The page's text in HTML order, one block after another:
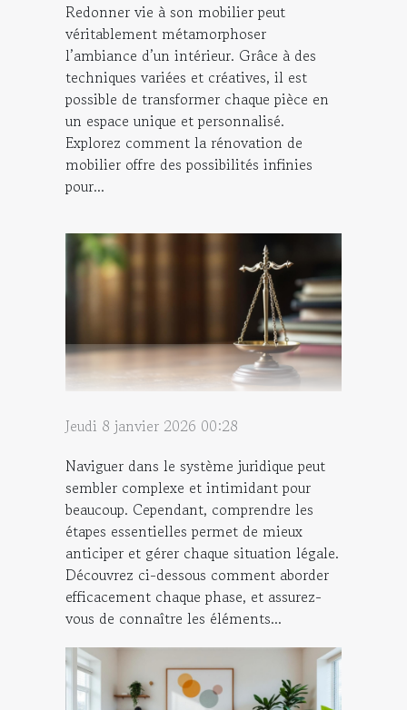
Redonner vie à son mobilier peut
véritablement métamorphoser
l’ambiance d’un intérieur. Grâce à des
techniques variées et créatives, il est
possible de transformer chaque pièce en
un espace unique et personnalisé.
Explorez comment la rénovation de
mobilier offre des possibilités infinies
pour...
Jeudi 8 janvier 2026 00:28
Naviguer dans le système juridique peut
sembler complexe et intimidant pour
beaucoup. Cependant, comprendre les
étapes essentielles permet de mieux
anticiper et gérer chaque situation légale.
Découvrez ci-dessous comment aborder
efficacement chaque phase, et assurez-
vous de connaître les éléments...